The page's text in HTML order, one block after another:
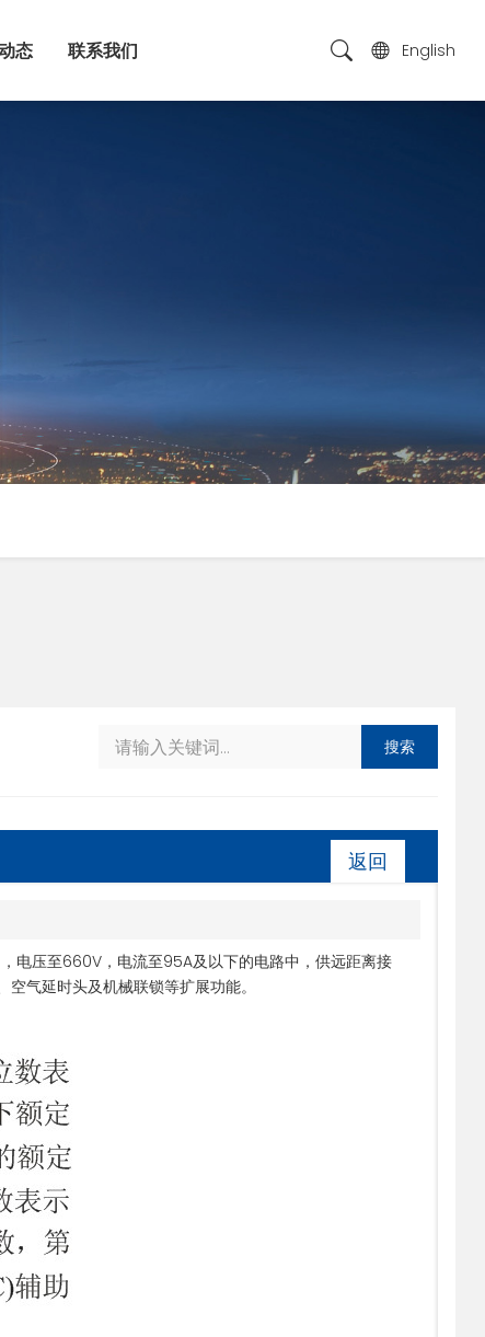
态 联系我们 English
搜索
返回
电压至660V，电流至95A及以下的电路中，供远距离接
气延时头及机械联锁等扩展功能。